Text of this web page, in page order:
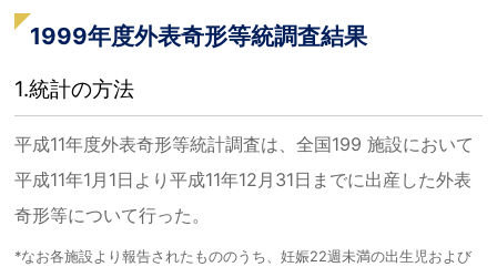
協力施設一覧
サイトマップ
1999年度外表奇形等統調査結果
1.統計の方法
平成11年度外表奇形等統計調査は、全国199 施設において
平成11年1月1日より平成11年12月31日までに出産した外表
奇形等について行った。
*なお各施設より報告されたもののうち、妊娠22週未満の出生児および